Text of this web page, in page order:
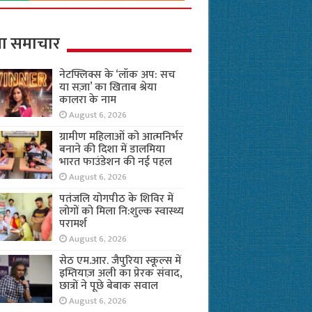
समाचार
नेटफ्लिक्स के ‘लॉक अप: सच
या सज़ा’ का खिताब श्रेया
कालरा के नाम
August 6, 2026
ग्रामीण महिलाओं को आत्मनिर्भर
बनाने की दिशा में डालमिया
भारत फाउंडेशन की नई पहल
August 6, 2026
पतंजलि योगपीठ के शिविर में
लोगों को मिला नि:शुल्क स्वास्थ्य
परामर्श
August 6, 2026
सेठ एम.आर. जैपुरिया स्कूल्स में
इम्तियाज़ अली का प्रेरक संवाद,
छात्रों ने पूछे बेबाक सवाल
August 6, 2026